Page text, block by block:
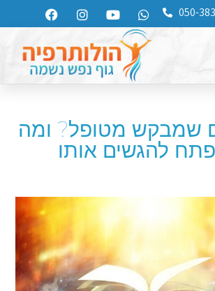
050-
שמבקש מטופל? ומה